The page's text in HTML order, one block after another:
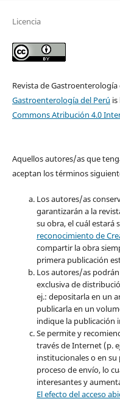
Licencia
Revista de Gastroenterología
Gastroenterología del Perú
Commons Atribución 4.0
Aquellos autores/as que
aceptan los términos
Los autores/as
garantizarán a la
su obra, el cuál estará
reconocimiento de
compartir la obra
primera publicación
Los autores/as
exclusiva de
ej.: depositarla en un
publicarla en un
indique la publicación
Se permite y
través de Internet (p.
institucionales o en
proceso de envío, lo
interesantes y
El efecto del acceso